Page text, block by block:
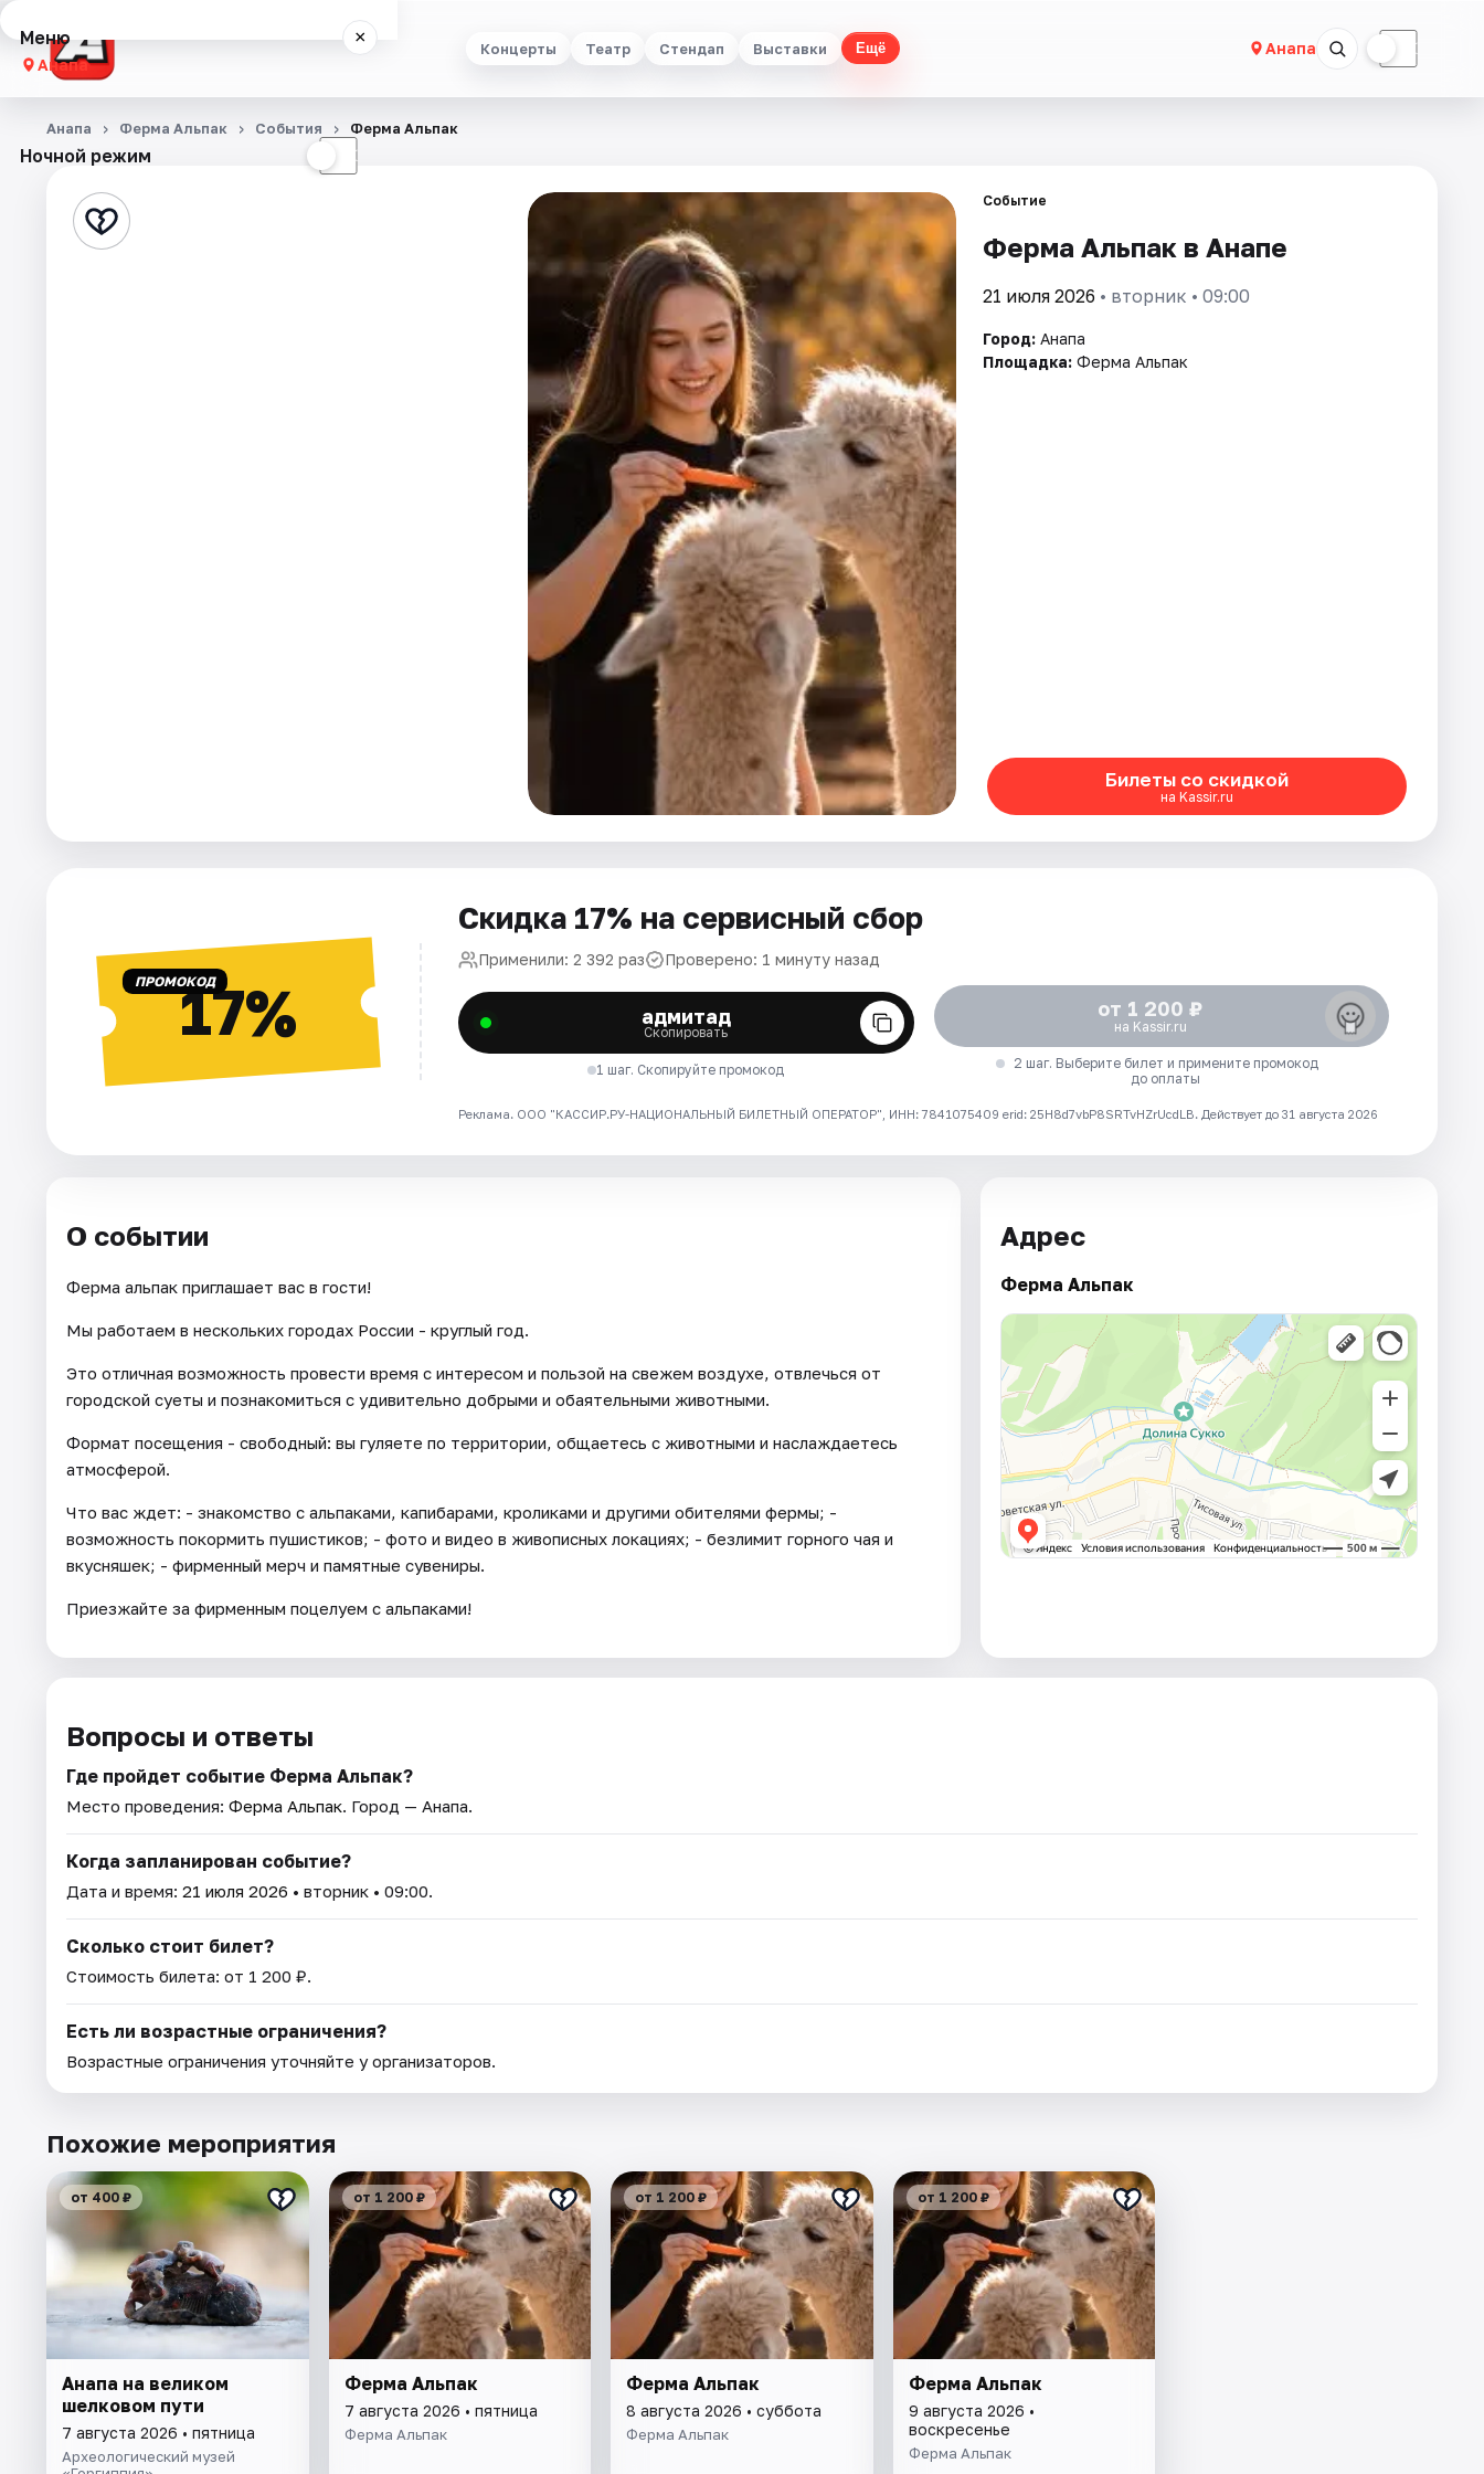
Концерты Театр Стендап Выставки Ещё Анапа ☾
Меню ×
Анапа
Концерты
Стендап
Ночной режим ☾
Анапа Ферма Альпак События Ферма Альпак
Событие
Ферма Альпак в Анапе
21 июля 2026 • вторник • 09:00
Город: Анапа
Площадка: Ферма Альпак
Билеты со скидкой
на Kassir.ru
ПРОМОКОД17%
Скидка 17% на сервисный сбор
Применили: 2 392 раз Проверено: 1 минуту назад
адмитад
Скопировать
1 шаг. Скопируйте промокод
от 1 200 ₽
на Kassir.ru
2 шаг. Выберите билет и примените промокод
до оплаты
Реклама. ООО "КАССИР.РУ-НАЦИОНАЛЬНЫЙ БИЛЕТНЫЙ ОПЕРАТОР", ИНН: 7841075409 erid: 25H8d7vbP8SRTvHZrUcdLB. Действует до 31 августа 2026
О событии
Ферма альпак приглашает вас в гости!
Мы работаем в нескольких городах России - круглый год.
Это отличная возможность провести время с интересом и пользой на свежем воздухе, отвлечься от
городской суеты и познакомиться с удивительно добрыми и обаятельными животными.
Формат посещения - свободный: вы гуляете по территории, общаетесь с животными и наслаждаетесь
атмосферой.
Что вас ждет: - знакомство с альпаками, капибарами, кроликами и другими обителями фермы; -
возможность покормить пушистиков; - фото и видео в живописных локациях; - безлимит горного чая и
вкусняшек; - фирменный мерч и памятные сувениры.
Приезжайте за фирменным поцелуем с альпаками!
Адрес
Ферма Альпак
Вопросы и ответы
Где пройдет событие Ферма Альпак?
Место проведения: Ферма Альпак. Город — Анапа.
Когда запланирован событие?
Дата и время: 21 июля 2026 • вторник • 09:00.
Сколько стоит билет?
Стоимость билета: от 1 200 ₽.
Есть ли возрастные ограничения?
Возрастные ограничения уточняйте у организаторов.
Похожие мероприятия
от 400 ₽
Анапа на великом
шелковом пути
7 августа 2026 • пятница
Археологический музей
от 1 200 ₽
Ферма Альпак
7 августа 2026 • пятница
Ферма Альпак
от 1 200 ₽
Ферма Альпак
8 августа 2026 • суббота
Ферма Альпак
от 1 200 ₽
Ферма Альпак
9 августа 2026 •
воскресенье
Ферма Альпак